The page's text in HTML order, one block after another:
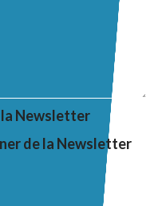
la Newsletter
de la Newsletter